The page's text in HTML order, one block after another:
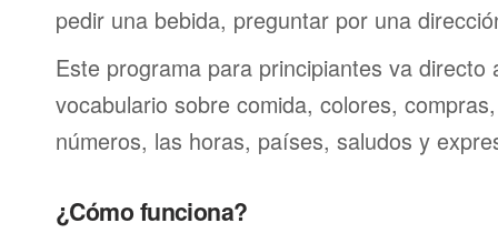
pedir una bebida, preguntar por una
Este programa para principiantes va directo
vocabulario sobre comida, colores,
números, las horas, países, saludos y
¿Cómo funciona?